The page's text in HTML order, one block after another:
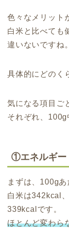
色々なメリット
白米と比べても
違いないですね。
具体的にどのく
気になる項目ご
それぞれ、100g
①エネルギー
まずは、100gあ
白米は342kcal
339kcalです。
ほとんど変わら